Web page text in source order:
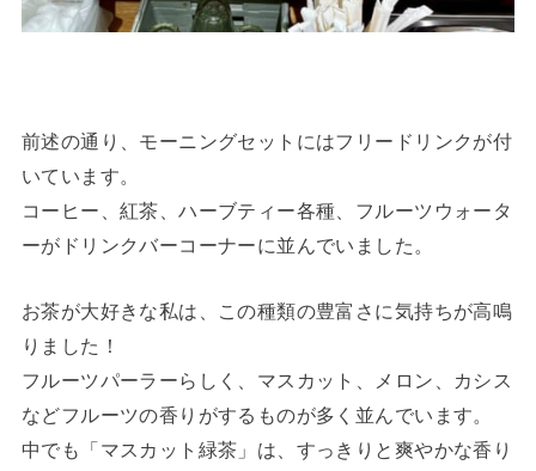
前述の通り、モーニングセットにはフリードリンクが付
いています。
コーヒー、紅茶、ハーブティー各種、フルーツウォータ
ーがドリンクバーコーナーに並んでいました。
お茶が大好きな私は、この種類の豊富さに気持ちが高鳴
りました！
フルーツパーラーらしく、マスカット、メロン、カシス
などフルーツの香りがするものが多く並んでいます。
中でも「マスカット緑茶」は、すっきりと爽やかな香り